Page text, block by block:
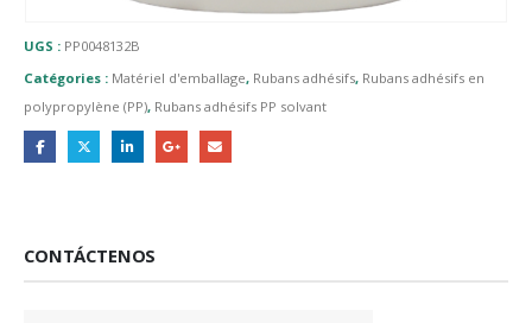
UGS : PP0048132B
Catégories : Matériel d'emballage, Rubans adhésifs, Rubans adhésifs en
polypropylène (PP), Rubans adhésifs PP solvant
CONTÁCTENOS